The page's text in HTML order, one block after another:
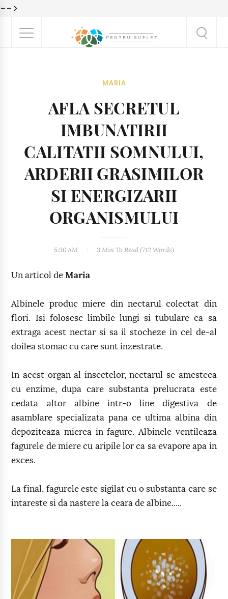
-->
MARIA
AFLA SECRETUL
IMBUNATIRII
CALITATII SOMNULUI,
ARDERII GRASIMILOR
SI ENERGIZARII
ORGANISMULUI
5:30 AM 3 Min To Read (712 Words)
Un articol deMaria
Albinele produc miere din nectarul colectat din
flori. Isi folosesc limbile lungi si tubulare ca sa
extraga acest nectar si sa il stocheze in cel de-al
doilea stomac cu care sunt inzestrate.
In acest organ al insectelor, nectarul se amesteca
cu enzime, dupa care substanta prelucrata este
cedata altor albine intr-o line digestiva de
asamblare specializata pana ce ultima albina din
depoziteaza mierea in fagure. Albinele ventileaza
fagurele de miere cu aripile lor ca sa evapore apa in
exces.
La final, fagurele este sigilat cu o substanta care se
intareste si da nastere la ceara de albine.....